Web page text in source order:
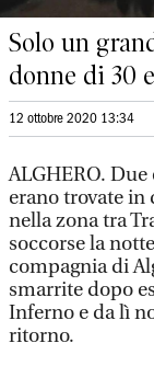
Solo un
donne di 30
12 ottobre 2020 13:34
ALGHERO.
erano trovate in
nella zona tra
soccorse la
compagnia di
smarrite dopo
Inferno e da lì
ritorno.